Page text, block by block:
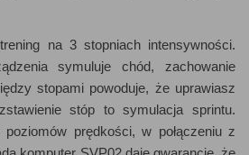
na 3 stopniach intensywności.
symuluje chód, zachowanie
stopami powoduje, że uprawiasz
stóp to symulacja sprintu.
prędkości, w połączeniu z